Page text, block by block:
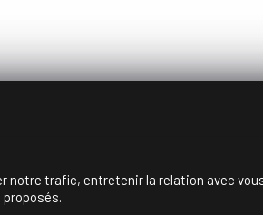
notre trafic, entretenir la relation avec
proposés.